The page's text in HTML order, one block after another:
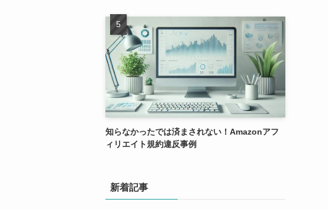
知らなかったでは済まされない！Amazonアフ
ィリエイト規約違反事例
新着記事